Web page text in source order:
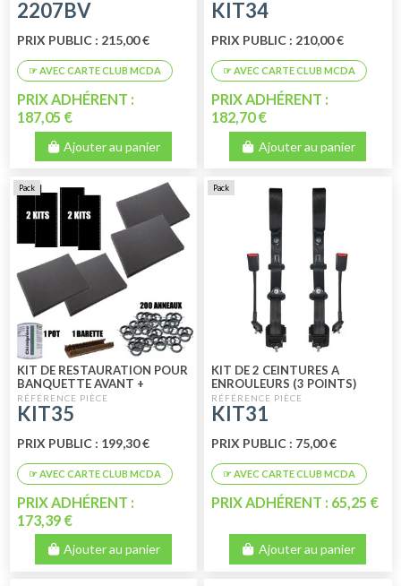
2207BV
PRIX PUBLIC : 215,00 €
PRIX ADHÉRENT :
187,05 €
Ajouter au panier
BANQUETTE ARRIÈRE 2CV -
DYANE
KIT34
PRIX PUBLIC : 210,00 €
PRIX ADHÉRENT :
182,70 €
Ajouter au panier
Pack
KIT DE RESTAURATION POUR
BANQUETTE AVANT +
ARRIÈRE 2CV - DYANE
KIT35
PRIX PUBLIC : 199,30 €
PRIX ADHÉRENT :
173,39 €
Ajouter au panier
Pack
KIT DE 2 CEINTURES A
ENROULEURS (3 POINTS)
POUR 2CV - DYANE
KIT31
PRIX PUBLIC : 75,00 €
PRIX ADHÉRENT : 65,25 €
Ajouter au panier